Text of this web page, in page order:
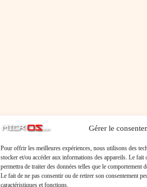
Gérer le
Pour offrir les meilleures expériences, nous utilisons des
stocker et/ou accéder aux informations des appareils. Le fait
permettra de traiter des données telles que le comportement
Le fait de ne pas consentir ou de retirer son consentement
caractéristiques et fonctions.